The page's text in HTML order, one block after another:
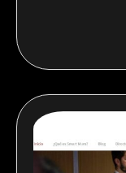
nosotros es
referencia en
proyecto.